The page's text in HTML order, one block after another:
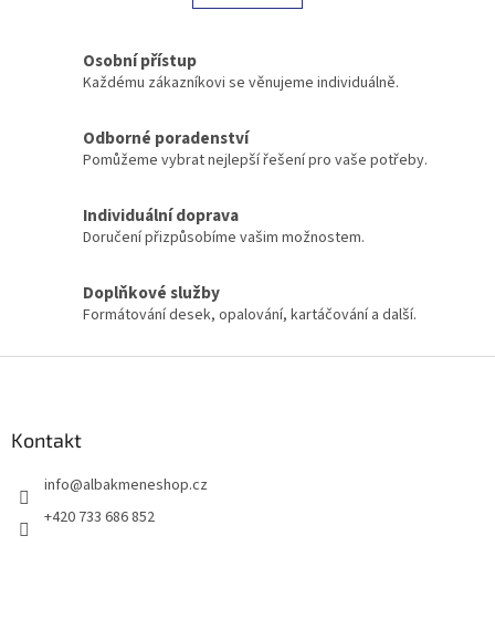
á
c
r
v
ý
s
u
k
n
Osobní přístup
Každému zákazníkovi se věnujeme individuálně.
Odborné poradenství
Pomůžeme vybrat nejlepší řešení pro vaše potřeby.
Individuální doprava
Doručení přizpůsobíme vašim možnostem.
Doplňkové služby
Formátování desek, opalování, kartáčování a další.
Kontakt
info@albakmeneshop.cz
+420 733 686 852